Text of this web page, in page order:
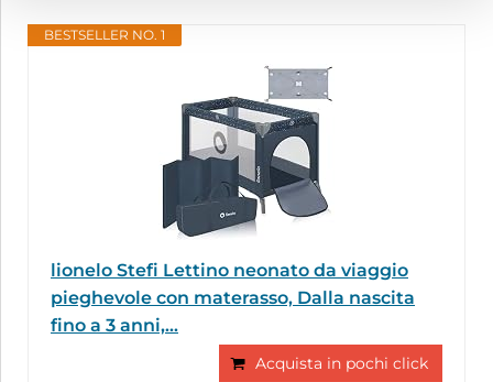
BESTSELLER NO. 1
lionelo Stefi Lettino neonato da viaggio
pieghevole con materasso, Dalla nascita
fino a 3 anni,...
Acquista in pochi click